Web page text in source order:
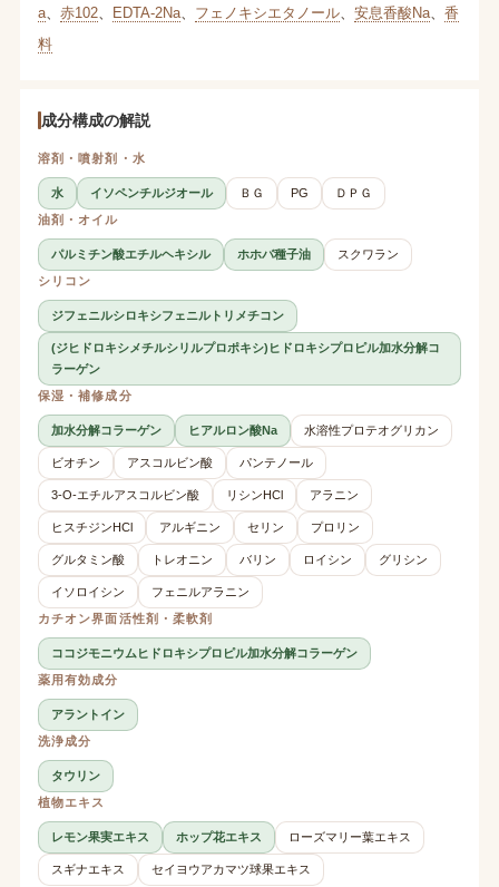
a、 赤102、 EDTA-2Na、 フェノキシエタノール、 安息香酸Na、 香
料
成分構成の解説
溶剤・噴射剤・水
水 イソペンチルジオール ＢＧ PG
ＤＰＧ
油剤・オイル
パルミチン酸エチルヘキシル ホホバ種子油
スクワラン
シリコン
ジフェニルシロキシフェニルトリメチコン
(ジヒドロキシメチルシリルプロポキシ)ヒドロキシプロピル加水分解コ
ラーゲン
保湿・補修成分
加水分解コラーゲン ヒアルロン酸Na 水溶性プロテオグリカン
ビオチン アスコルビン酸 パンテノール
3-O-エチルアスコルビン酸 リシンHCl アラニン
ヒスチジンHCl アルギニン セリン プロリン
グルタミン酸 トレオニン バリン ロイシン グリシン
イソロイシン
フェニルアラニン
カチオン界面活性剤・柔軟剤
ココジモニウムヒドロキシプロピル加水分解コラーゲン
薬用有効成分
アラントイン
洗浄成分
タウリン
植物エキス
レモン果実エキス ホップ花エキス ローズマリー葉エキス
スギナエキス
セイヨウアカマツ球果エキス